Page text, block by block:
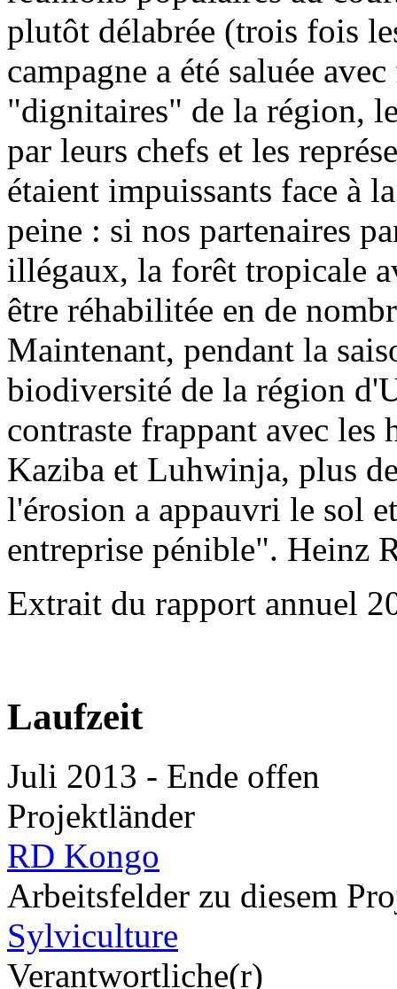
plutôt délabrée (trois fois
campagne a été saluée
"dignitaires" de la région,
par leurs chefs et les
étaient impuissants face à
peine : si nos partenaires
illégaux, la forêt tropicale
être réhabilitée en de
Maintenant, pendant la
biodiversité de la région
contraste frappant avec les
Kaziba et Luhwinja, plus
l'érosion a appauvri le sol
entreprise pénible". Heinz
Extrait du rapport annuel
Laufzeit
Juli 2013 - Ende offen
Projektländer
RD Kongo
Arbeitsfelder zu diesem
Sylviculture
Verantwortliche(r)